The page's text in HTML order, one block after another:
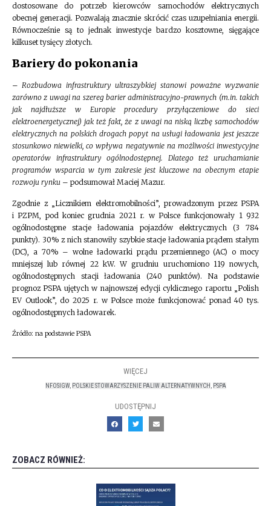
dostosowane do potrzeb kierowców samochodów elektrycznych
obecnej generacji. Pozwalają znacznie skrócić czas uzupełniania energii.
Równocześnie są to jednak inwestycje bardzo kosztowne, sięgające
kilkuset tysięcy złotych.
Bariery do pokonania
– Rozbudowa infrastruktury ultraszybkiej stanowi poważne wyzwanie
zarówno z uwagi na szereg barier administracyjno-prawnych (m.in. takich
jak najdłuższe w Europie procedury przyłączeniowe do sieci
elektroenergetycznej) jak też fakt, że z uwagi na niską liczbę samochodów
elektrycznych na polskich drogach popyt na usługi ładowania jest jeszcze
stosunkowo niewielki, co wpływa negatywnie na możliwości inwestycyjne
operatorów infrastruktury ogólnodostępnej. Dlatego też uruchamianie
programów wsparcia w tym zakresie jest kluczowe na obecnym etapie
rozwoju rynku – podsumował Maciej Mazur.
Zgodnie z „Licznikiem elektromobilności”, prowadzonym przez PSPA
i PZPM, pod koniec grudnia 2021 r. w Polsce funkcjonowały 1 932
ogólnodostępne stacje ładowania pojazdów elektrycznych (3 784
punkty). 30% z nich stanowiły szybkie stacje ładowania prądem stałym
(DC), a 70% – wolne ładowarki prądu przemiennego (AC) o mocy
mniejszej lub równej 22 kW. W grudniu uruchomiono 119 nowych,
ogólnodostępnych stacji ładowania (240 punktów). Na podstawie
prognoz PSPA ujętych w najnowszej edycji cyklicznego raportu „Polish
EV Outlook”, do 2025 r. w Polsce może funkcjonować ponad 40 tys.
ogólnodostępnych ładowarek.
Źródło: na podstawie PSPA
WIĘCEJ
NFOSIGW, POLSKIE STOWARZYSZENIE PALIW ALTERNATYWNYCH , PSPA
UDOSTĘPNIJ
ZOBACZ RÓWNIEŻ: